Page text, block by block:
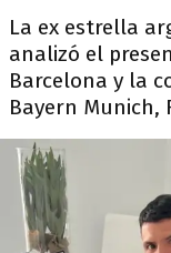
La ex estrella
analizó el
Barcelona y la
Bayern Munich,